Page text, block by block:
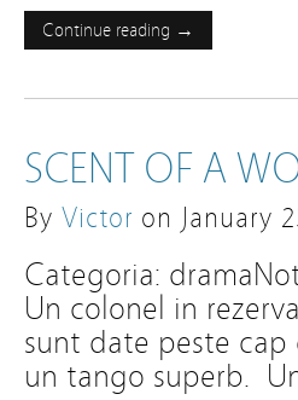
Continue reading →
SCENT OF A
By Victor on January
Categoria:
Un colonel in
sunt date peste
un tango superb.